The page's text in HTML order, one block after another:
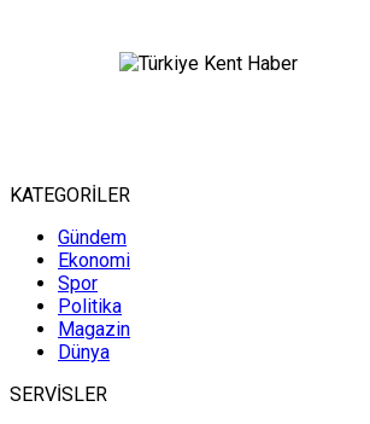
KATEGORİLER
Gündem
Ekonomi
Spor
Politika
Magazin
Dünya
SERVİSLER